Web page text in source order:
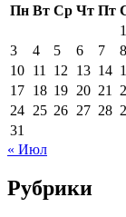
Пн Вт Ср Чт Пт
1
3
4 5 6 7 8
10 11 12 13 14
17 18 19 20 21
24 25 26 27 28
31
« Июл
Рубрики